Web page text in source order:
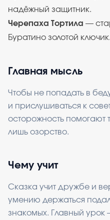
надёжный защитник.
Черепаха Тортила —
Буратино золотой ключик.
Главная мысль
Чтобы не попадать в
и прислушиваться к
осторожность помогают
лишь озорство.
Чему учит
Сказка учит дружбе и
умению держаться
знакомых. Главный урок